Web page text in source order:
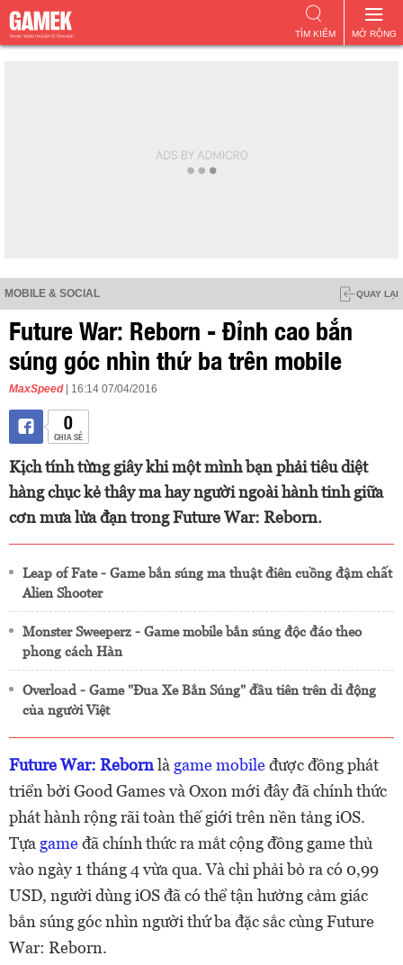
MỞ RỘNG
TÌM KIẾM
MOBILE & SOCIAL QUAY LẠI
Future War: Reborn - Đỉnh cao bắn
súng góc nhìn thứ ba trên mobile
MaxSpeed | 16:14 07/04/2016
0
CHIA SẺ
Kịch tính từng giây khi một mình bạn phải tiêu diệt
hàng chục kẻ thây ma hay người ngoài hành tinh giữa
cơn mưa lửa đạn trong Future War: Reborn.
Leap of Fate - Game bắn súng ma thuật điên cuồng đậm chất
Alien Shooter
Monster Sweeperz - Game mobile bắn súng độc đáo theo
phong cách Hàn
Overload - Game "Đua Xe Bắn Súng" đầu tiên trên di động
của người Việt
Future War: Rebornlà game mobileđược đồng phát
triển bởi Good Games và Oxon mới đây đã chính thức
phát hành rộng rãi toàn thế giới trên nền tảng iOS.
Tựa gameđã chính thức ra mắt cộng đồng game thủ
vào ngày 1 tháng 4 vừa qua. Và chỉ phải bỏ ra có 0,99
USD, người dùng iOS đã có thể tận hưởng cảm giác
bắn súng góc nhìn người thứ ba đặc sắc cùng Future
War: Reborn.